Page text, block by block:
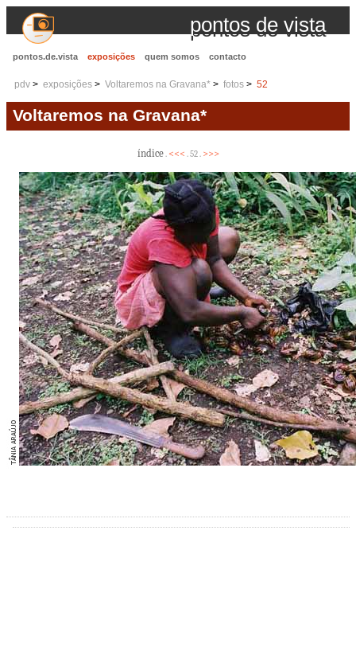
pontos de vista
pontos.de.vista exposições quem somos contacto
pdv exposições Voltaremos na Gravana* fotos 52
Voltaremos na Gravana*
índice. <<< . 52 . >>>